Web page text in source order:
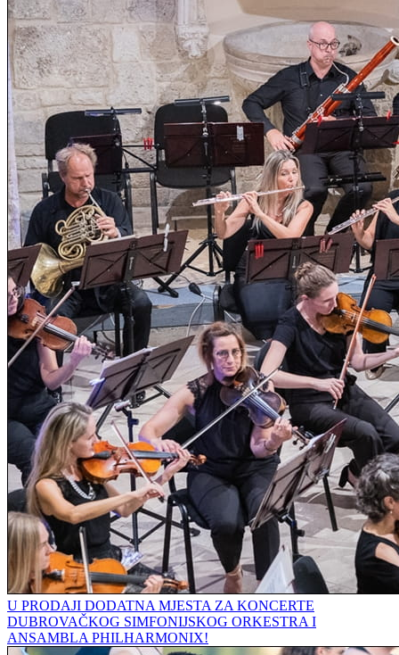
U PRODAJI DODATNA MJESTA ZA KONCERTE
DUBROVAČKOG SIMFONIJSKOG ORKESTRA I
ANSAMBLA PHILHARMONIX!